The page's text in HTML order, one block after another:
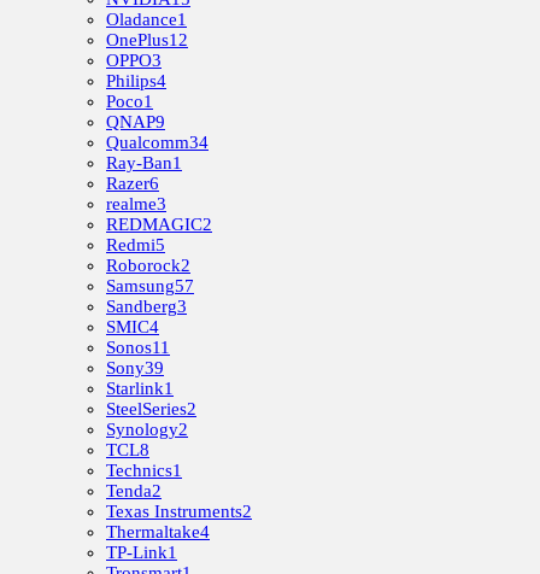
Oladance1
OnePlus12
OPPO3
Philips4
Poco1
QNAP9
Qualcomm34
Ray-Ban1
Razer6
realme3
REDMAGIC2
Redmi5
Roborock2
Samsung57
Sandberg3
SMIC4
Sonos11
Sony39
Starlink1
SteelSeries2
Synology2
TCL8
Technics1
Tenda2
Texas Instruments2
Thermaltake4
TP-Link1